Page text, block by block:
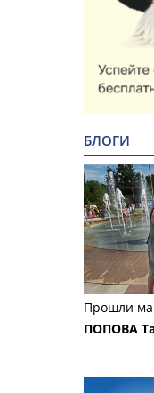
БЛОГИ
Прошли
ПОПОВА